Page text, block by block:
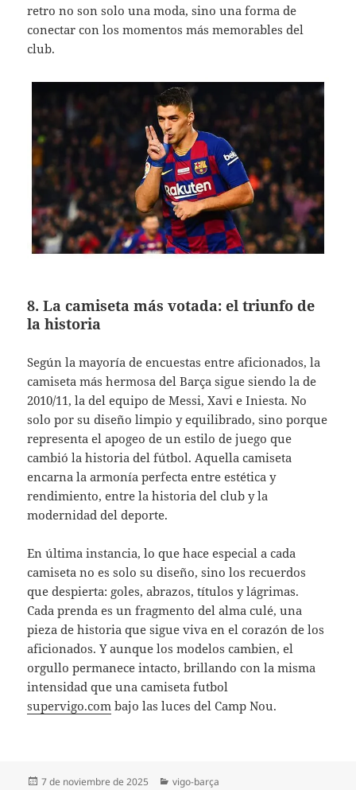
retro no son solo una moda, sino una forma de
conectar con los momentos más memorables del
club.
8. La camiseta más votada: el triunfo de
la historia
Según la mayoría de encuestas entre aficionados, la
camiseta más hermosa del Barça sigue siendo la de
2010/11, la del equipo de Messi, Xavi e Iniesta. No
solo por su diseño limpio y equilibrado, sino porque
representa el apogeo de un estilo de juego que
cambió la historia del fútbol. Aquella camiseta
encarna la armonía perfecta entre estética y
rendimiento, entre la historia del club y la
modernidad del deporte.
En última instancia, lo que hace especial a cada
camiseta no es solo su diseño, sino los recuerdos
que despierta: goles, abrazos, títulos y lágrimas.
Cada prenda es un fragmento del alma culé, una
pieza de historia que sigue viva en el corazón de los
aficionados. Y aunque los modelos cambien, el
orgullo permanece intacto, brillando con la misma
intensidad que una camiseta futbol
supervigo.com bajo las luces del Camp Nou.
Publicado
7 de noviembre de 2025 Categorías
vigo-barça